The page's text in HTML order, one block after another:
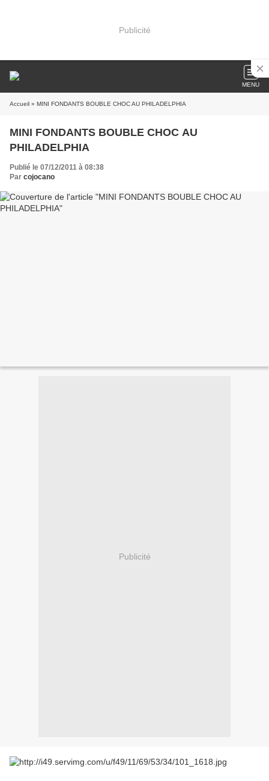
Publicité
MENU
Accueil » MINI FONDANTS BOUBLE CHOC AU PHILADELPHIA
MINI FONDANTS BOUBLE CHOC AU
PHILADELPHIA
Publié le 07/12/2011 à 08:38
Par cojocano
Publicité